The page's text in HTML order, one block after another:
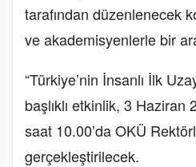
tarafından düzenlenecek
ve akademisyenlerle bir
“Türkiye’nin İnsanlı İlk
başlıklı etkinlik, 3
saat 10.00’da OKÜ
gerçekleştirilecek.